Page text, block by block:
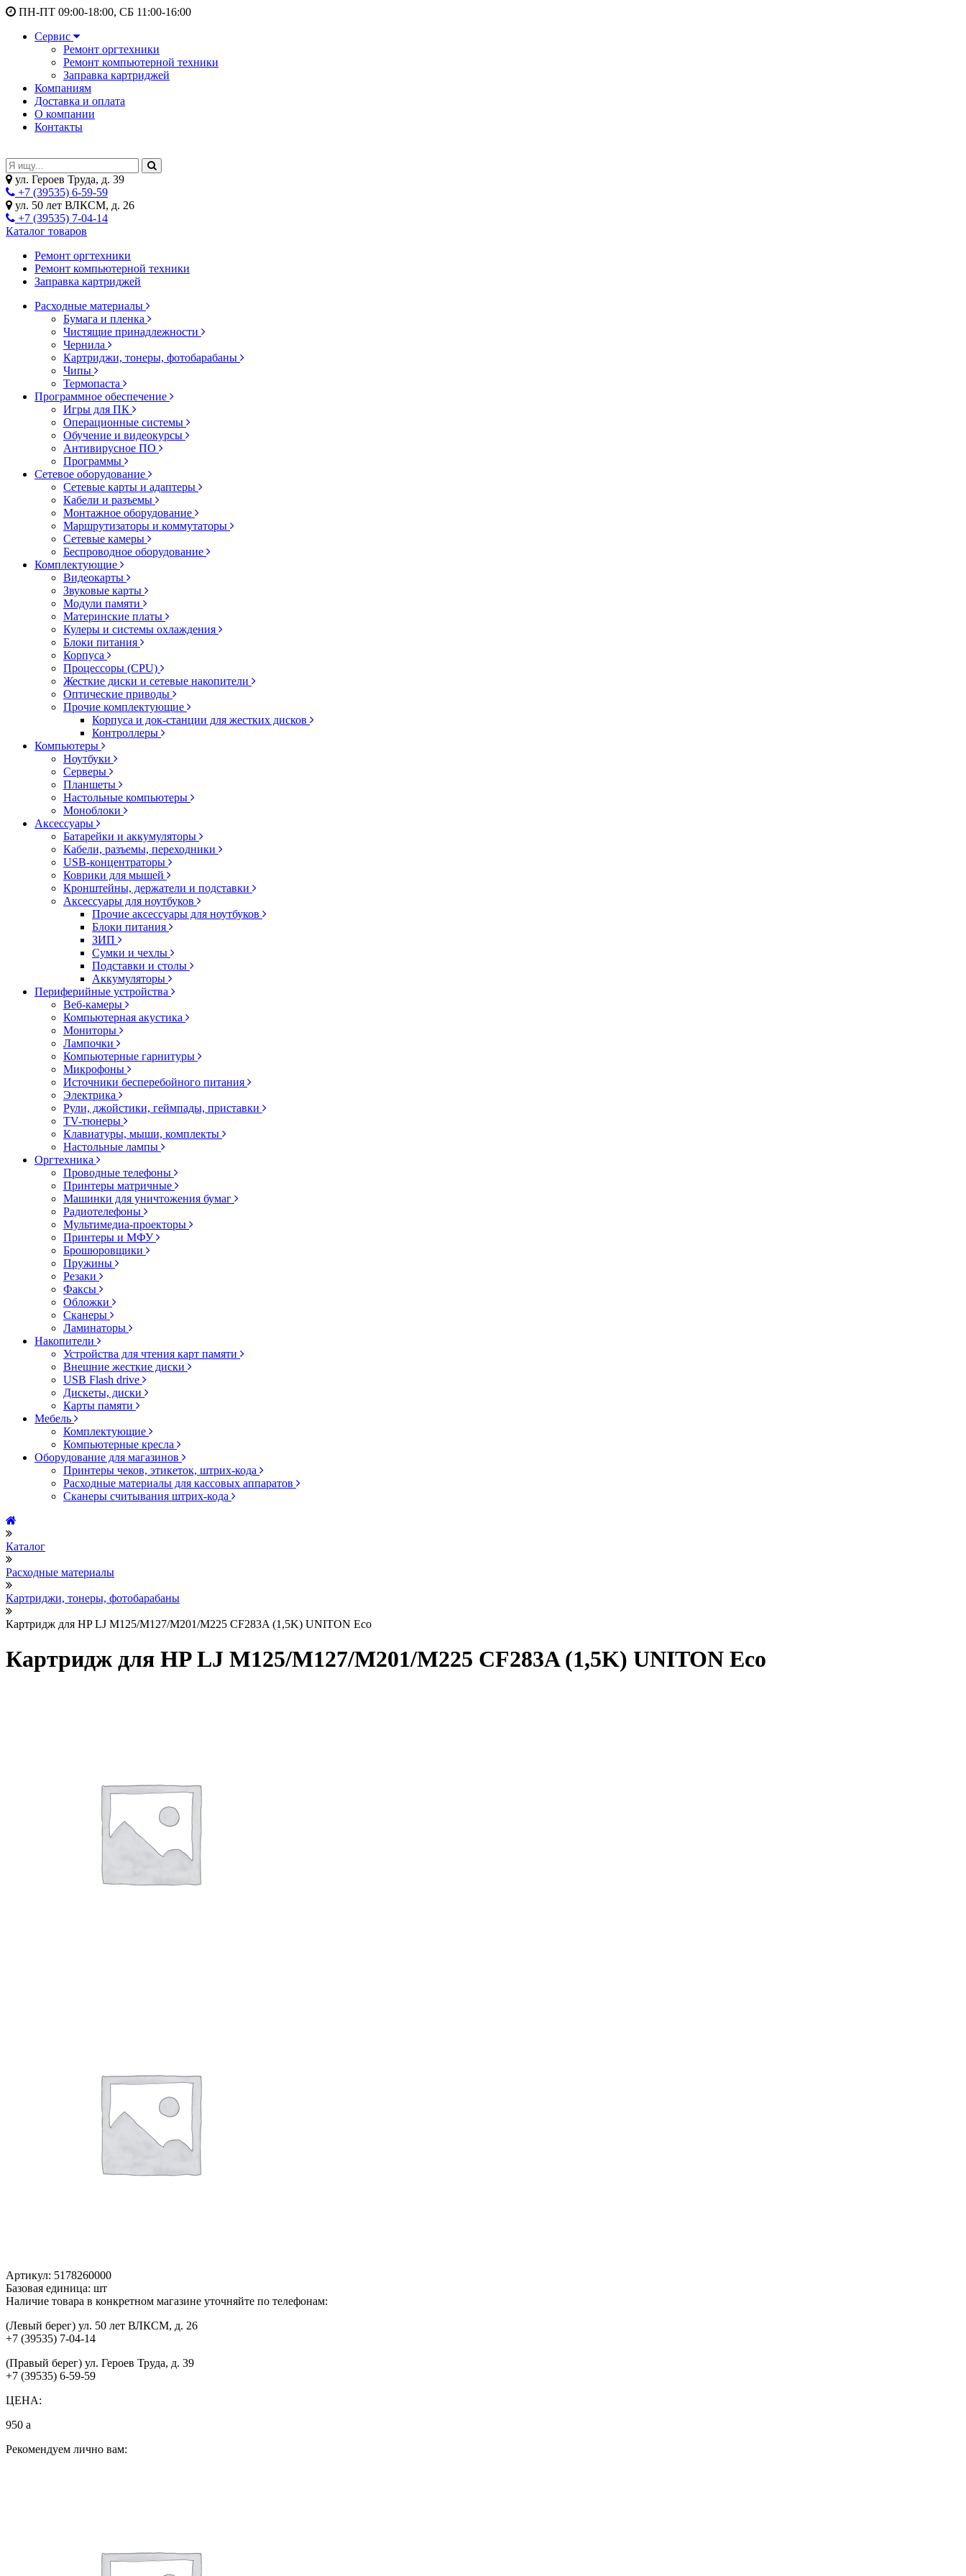
ПН-ПТ 09:00-18:00, СБ 11:00-16:00
Сервис
Ремонт оргтехники
Ремонт компьютерной техники
Заправка картриджей
Компаниям
Доставка и оплата
О компании
Контакты
ул. Героев Труда, д. 39
+7 (39535) 6-59-59
ул. 50 лет ВЛКСМ, д. 26
+7 (39535) 7-04-14
Каталог товаров
Ремонт оргтехники
Ремонт компьютерной техники
Заправка картриджей
Расходные материалы
Бумага и пленка
Чистящие принадлежности
Чернила
Картриджи, тонеры, фотобарабаны
Чипы
Термопаста
Программное обеспечение
Игры для ПК
Операционные системы
Обучение и видеокурсы
Антивирусное ПО
Программы
Сетевое оборудование
Сетевые карты и адаптеры
Кабели и разъемы
Монтажное оборудование
Маршрутизаторы и коммутаторы
Сетевые камеры
Беспроводное оборудование
Комплектующие
Видеокарты
Звуковые карты
Модули памяти
Материнские платы
Кулеры и системы охлаждения
Блоки питания
Корпуса
Процессоры (CPU)
Жесткие диски и сетевые накопители
Оптические приводы
Прочие комплектующие
Корпуса и док-станции для жестких дисков
Контроллеры
Компьютеры
Ноутбуки
Серверы
Планшеты
Настольные компьютеры
Моноблоки
Аксессуары
Батарейки и аккумуляторы
Кабели, разъемы, переходники
USB-концентраторы
Коврики для мышей
Кронштейны, держатели и подставки
Аксессуары для ноутбуков
Прочие аксессуары для ноутбуков
Блоки питания
ЗИП
Сумки и чехлы
Подставки и столы
Аккумуляторы
Периферийные устройства
Веб-камеры
Компьютерная акустика
Мониторы
Лампочки
Компьютерные гарнитуры
Микрофоны
Источники бесперебойного питания
Электрика
Рули, джойстики, геймпады, приставки
TV-тюнеры
Клавиатуры, мыши, комплекты
Настольные лампы
Оргтехника
Проводные телефоны
Принтеры матричные
Машинки для уничтожения бумаг
Радиотелефоны
Мультимедиа-проекторы
Принтеры и МФУ
Брошюровщики
Пружины
Резаки
Факсы
Обложки
Сканеры
Ламинаторы
Накопители
Устройства для чтения карт памяти
Внешние жесткие диски
USB Flash drive
Дискеты, диски
Карты памяти
Мебель
Комплектующие
Компьютерные кресла
Оборудование для магазинов
Принтеры чеков, этикеток, штрих-кода
Расходные материалы для кассовых аппаратов
Сканеры считывания штрих-кода
Каталог
Расходные материалы
Картриджи, тонеры, фотобарабаны
Картридж для HP LJ M125/M127/M201/M225 CF283A (1,5K) UNITON Eco
Картридж для HP LJ M125/M127/M201/M225 CF283A (1,5K) UNITON Eco
Артикул: 5178260000
Базовая единица: шт
Наличие товара в конкретном магазине уточняйте по телефонам:
(Левый берег) ул. 50 лет ВЛКСМ, д. 26
+7 (39535) 7-04-14
(Правый берег) ул. Героев Труда, д. 39
+7 (39535) 6-59-59
ЦЕНА:
950 a
Рекомендуем лично вам: